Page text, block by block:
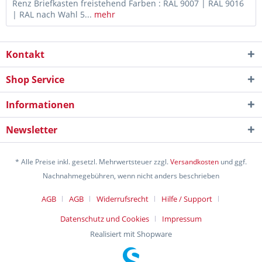
Renz Briefkasten freistehend Farben : RAL 9007 | RAL 9016
| RAL nach Wahl 5... mehr
Kontakt
Shop Service
Informationen
Newsletter
* Alle Preise inkl. gesetzl. Mehrwertsteuer zzgl.Versandkosten und ggf.
Nachnahmegebühren, wenn nicht anders beschrieben
AGB AGB Widerrufsrecht
Hilfe / Support
Datenschutz und Cookies
Impressum
Realisiert mit Shopware